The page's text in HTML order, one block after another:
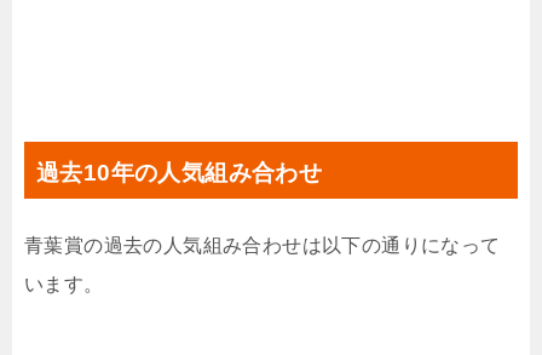
過去10年の人気組み合わせ
青葉賞の過去の人気組み合わせは以下の通りになって
います。